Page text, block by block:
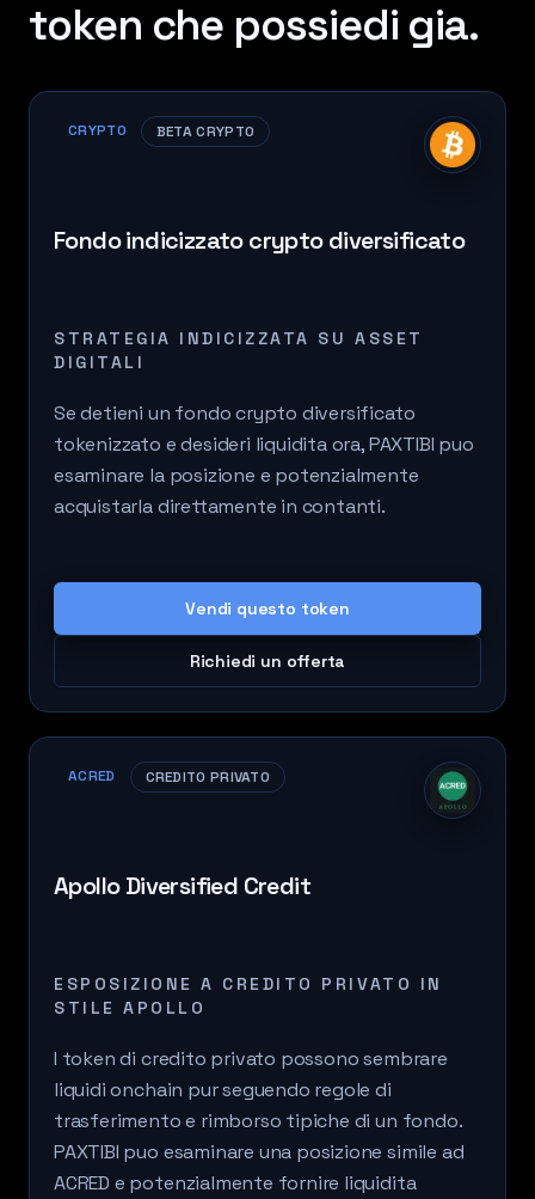
token che possiedi gia.
CRYPTO BETA CRYPTO
Fondo indicizzato crypto diversificato
STRATEGIA INDICIZZATA SU ASSET
DIGITALI
Se detieni un fondo crypto diversificato
tokenizzato e desideri liquidita ora, PAXTIBI puo
esaminare la posizione e potenzialmente
acquistarla direttamente in contanti.
Vendi questo token
Richiedi un offerta
ACRED CREDITO PRIVATO
Apollo Diversified Credit
ESPOSIZIONE A CREDITO PRIVATO IN
STILE APOLLO
I token di credito privato possono sembrare
liquidi onchain pur seguendo regole di
trasferimento e rimborso tipiche di un fondo.
PAXTIBI puo esaminare una posizione simile ad
ACRED e potenzialmente fornire liquidita